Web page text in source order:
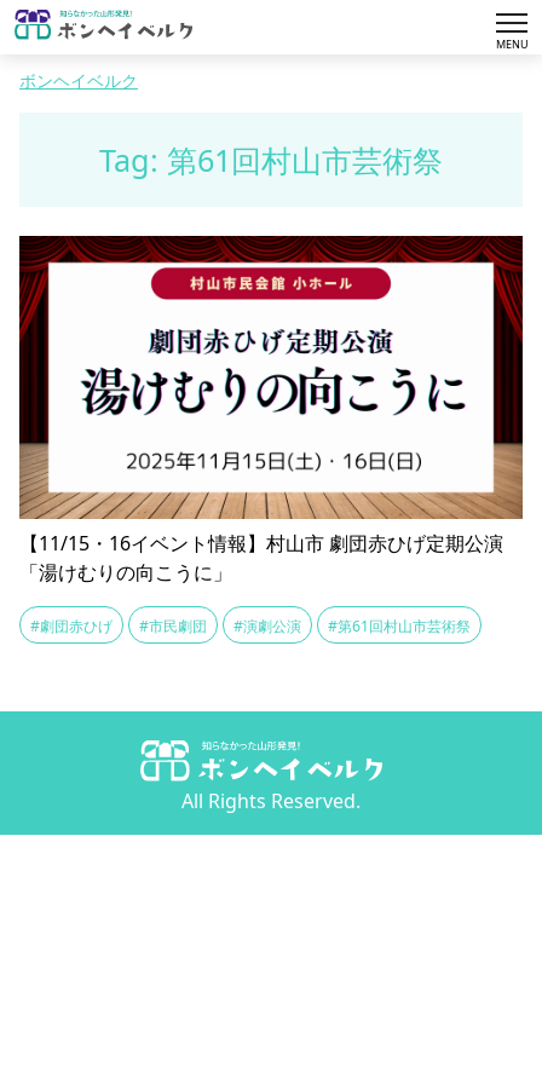
MENU
ボンヘイベルク
Tag: 第61回村山市芸術祭
【11/15・16イベント情報】村山市 劇団赤ひげ定期公演
「湯けむりの向こうに」
#劇団赤ひげ #市民劇団 #演劇公演 #第61回村山市芸術祭
All Rights Reserved.